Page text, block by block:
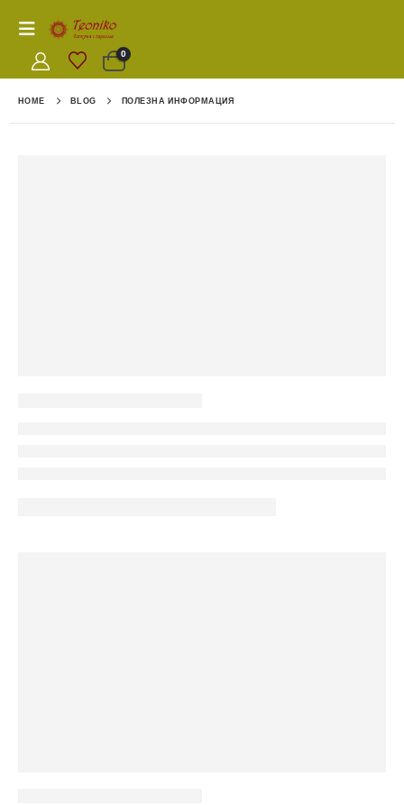
0
HOME BLOG ПОЛЕЗНА ИНФОРМАЦИЯ